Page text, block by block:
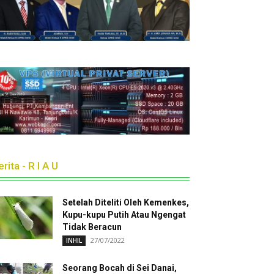
- R I A U
Setelah Diteliti Oleh Kemenkes,
Kupu-kupu Putih Atau Ngengat
Tidak Beracun
INHIL 27/07/2022
Seorang Bocah di Sei Danai,